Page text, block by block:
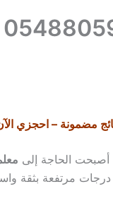
مضمونة – احجزي
أصبحت الحاجة إلى
مرتفعة بثقة